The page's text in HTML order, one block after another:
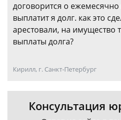
договорится о
выплатит я долг. как это
арестовали, на имущество
выплаты долга?
Кирилл, г. Санкт-Петербург
Консультация